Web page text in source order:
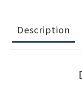
Description